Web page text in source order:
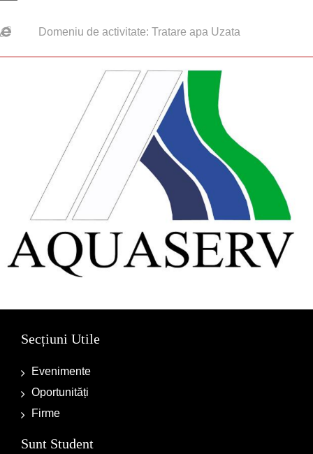
Domeniu de activitate: Tratare apa Uzata
Secțiuni Utile
Evenimente
Oportunități
Firme
Sunt Student